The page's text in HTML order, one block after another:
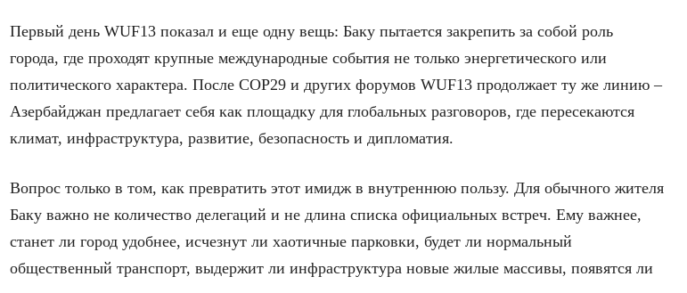
Первый день WUF13 показал и еще одну вещь: Баку пытается закрепить за собой роль
города, где проходят крупные международные события не только энергетического или
политического характера. После COP29 и других форумов WUF13 продолжает ту же линию –
Азербайджан предлагает себя как площадку для глобальных разговоров, где пересекаются
климат, инфраструктура, развитие, безопасность и дипломатия.
Вопрос только в том, как превратить этот имидж в внутреннюю пользу. Для обычного жителя
Баку важно не количество делегаций и не длина списка официальных встреч. Ему важнее,
станет ли город удобнее, исчезнут ли хаотичные парковки, будет ли нормальный
общественный транспорт, выдержит ли инфраструктура новые жилые массивы, появятся ли